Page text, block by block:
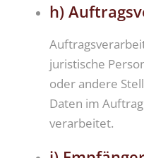
h)
juristische
oder andere
Daten im
verarbeitet.